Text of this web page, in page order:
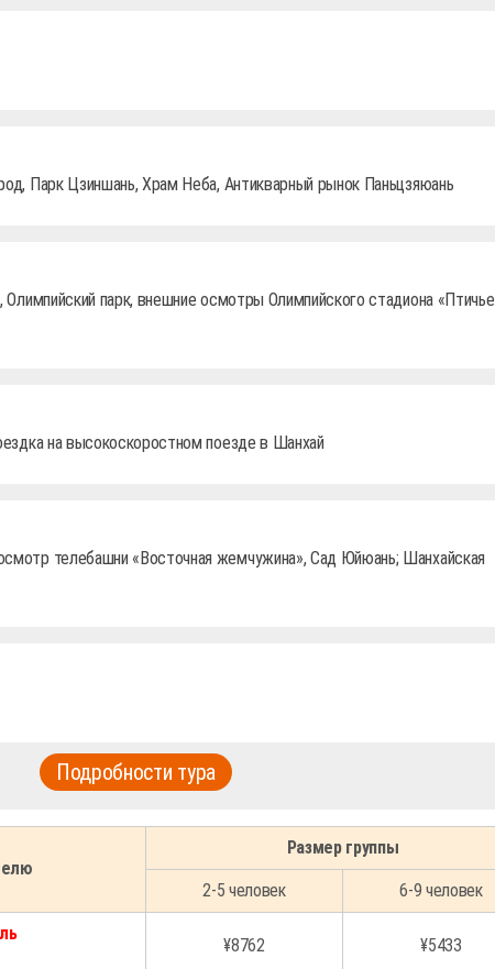
Парк Цзиншань, Храм Неба, Антикварный рынок Паньцзяюань
Олимпийский парк, внешние осмотры Олимпийского стадиона «Птичье
на высокоскоростном поезде в Шанхай
телебашни «Восточная жемчужина», Сад Юйюань; Шанхайская
Подробности тура
Размер группы
2-5 человек 6-9 человек
¥8762 ¥5433